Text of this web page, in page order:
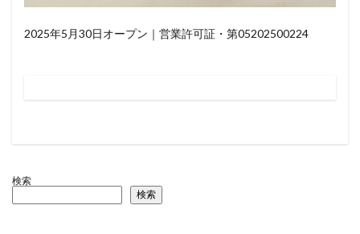
2025年5月30日オープン｜営業許可証・第05202500224
検索
検索